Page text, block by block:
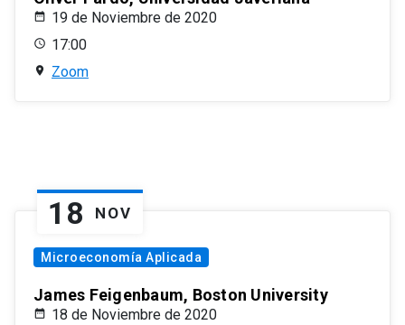
19 de Noviembre de 2020
17:00
Zoom
18 NOV
Microeconomía Aplicada
James Feigenbaum, Boston University
18 de Noviembre de 2020